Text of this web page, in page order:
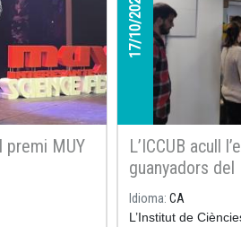
premi MUY
17/10/2022
L’ICCUB acull
guanyadors del
Extraordinari
Idioma CA
L’Institut de